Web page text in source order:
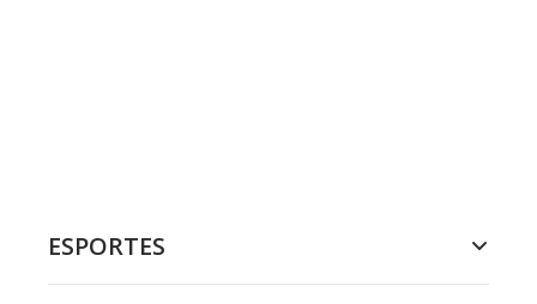
ESPORTES